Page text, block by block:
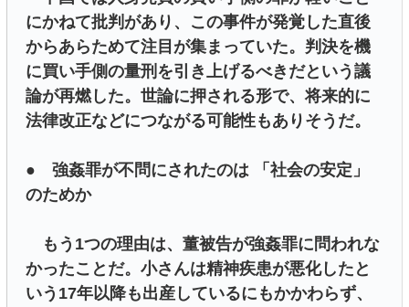
にかねて批判があり、この事件が発覚した直後
からあらためて注目が集まっていた。判決を機
に買い手側の量刑を引き上げるべきだという議
論が再燃した。世論に押される形で、将来的に
法律改正などにつながる可能性もありそうだ。
● 強姦罪が不問にされたのは 「社会の安定」
のためか
もう1つの理由は、董被告が強姦罪に問われな
かったことだ。小さんは精神疾患が悪化したと
いう17年以降も出産しているにもかかわらず、